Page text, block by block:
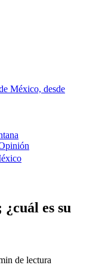
México, desde
¿cuál es su
de lectura